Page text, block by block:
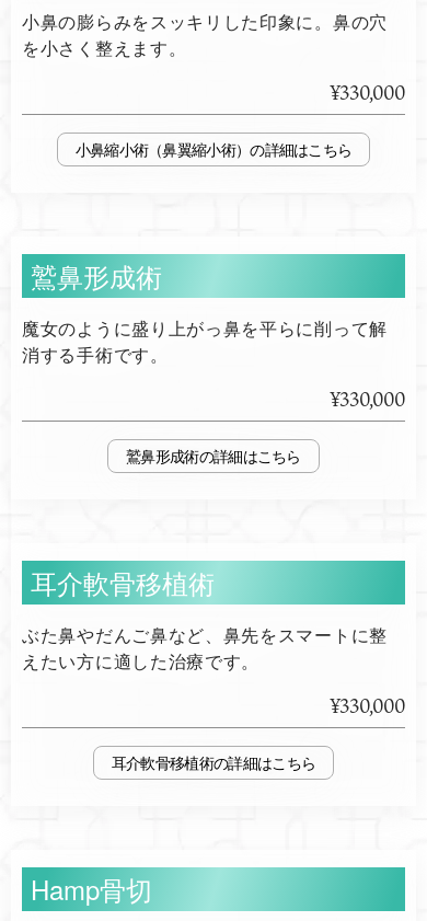
小鼻の膨らみをスッキリした印象に。鼻の穴
を小さく整えます。
¥330,000
小鼻縮小術（鼻翼縮小術）
鷲鼻形成術
魔女のように盛り上がっ鼻を平らに削って解
消する手術です。
¥330,000
鷲鼻形成術
耳介軟骨移植術
ぶた鼻やだんご鼻など、鼻先をスマートに整
えたい方に適した治療です。
¥330,000
耳介軟骨移植術
Hamp骨切